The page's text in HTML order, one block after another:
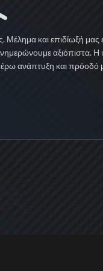
και επιδίωξή μας
αξιόπιστα. Η
ανάπτυξη και πρόοδό